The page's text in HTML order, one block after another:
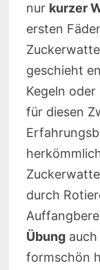
nur kurzer
ersten
geschieht
Kegeln
für diesen
durch
Übungauch
formschön